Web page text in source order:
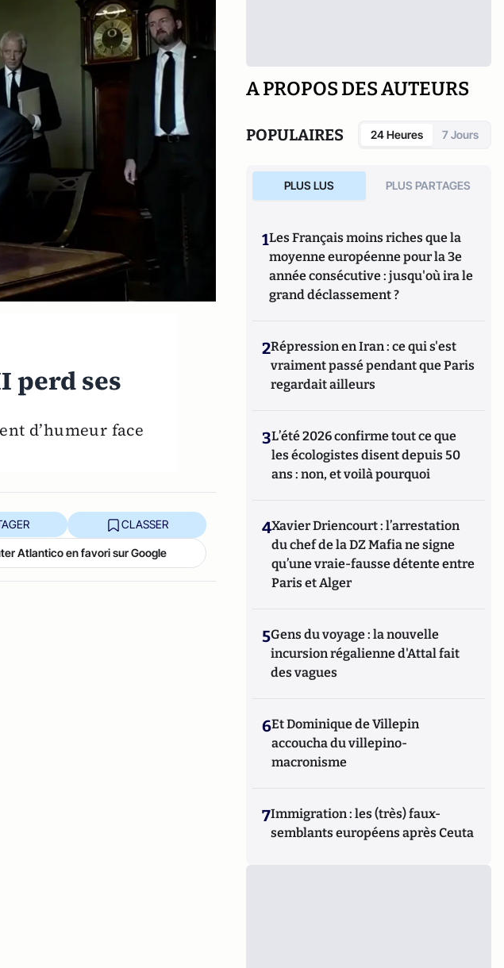
perd ses
d’humeur face
CLASSER
Atlantico en favori sur Google
A PROPOS DES AUTEURS
POPULAIRES 24 Heures 7 Jours
PLUS LUS PLUS PARTAGES
1Les Français moins riches que la
moyenne européenne pour la 3e
année consécutive : jusqu'où ira le
grand déclassement ?
2Répression en Iran : ce qui s'est
vraiment passé pendant que Paris
regardait ailleurs
3L’été 2026 confirme tout ce que
les écologistes disent depuis 50
ans : non, et voilà pourquoi
4Xavier Driencourt : l’arrestation
du chef de la DZ Mafia ne signe
qu’une vraie-fausse détente entre
Paris et Alger
5Gens du voyage : la nouvelle
incursion régalienne d'Attal fait
des vagues
6Et Dominique de Villepin
accoucha du villepino-
macronisme
7Immigration : les (très) faux-
semblants européens après Ceuta